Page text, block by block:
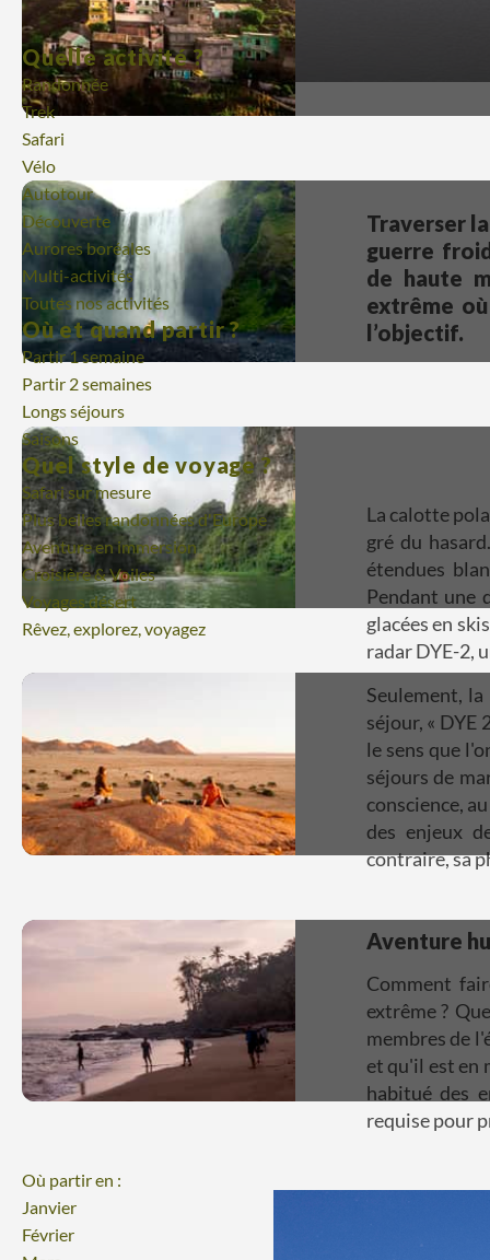
Où partir en :
Janvier
Février
Quelle activité ?
Randonnée
Trek
Safari
Vélo
Autotour
Découverte
Aurores boréales
Multi-activités
Toutes nos activités
Où et quand partir ?
Partir 1 semaine
Partir 2 semaines
Longs séjours
Saisons
Quel style de voyage ?
Safari sur mesure
Plus belles randonnées d'Europe
Aventure en immersion
Croisière & Voiles
Voyages désert
Rêvez, explorez, voyagez
Traverser
guerre
de haute
extrême
l’objectif.
La calotte
gré du
étendues
Pendant une
glacées en
radar DYE-2,
Seulement,
séjour, « DYE
le sens que
séjours de
conscience,
des enjeux
contraire, sa
Aventure
Comment
extrême ?
membres de
et qu'il est en
habitué des
requise pour